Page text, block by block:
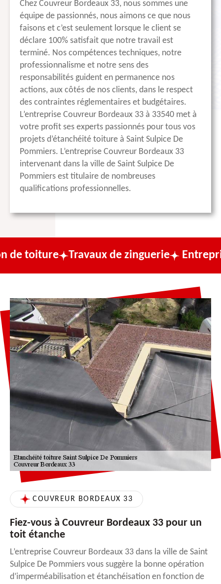
Chez Couvreur Bordeaux 33, nous sommes une
équipe de passionnés, nous aimons ce que nous
faisons et c’est seulement lorsque le client se
déclare 100% satisfait que notre travail est
terminé. Nos compétences techniques, notre
professionnalisme et notre sens des
responsabilités guident en permanence nos
actions, aux côtés de nos clients, dans le respect
des contraintes réglementaires et budgétaires.
L’entreprise Couvreur Bordeaux 33 à 33540 met à
votre profit ses experts passionnés pour tous vos
projets d’étanchéité toiture à Saint Sulpice De
Pommiers. L’entreprise Couvreur Bordeaux 33
intervenant dans la ville de Saint Sulpice De
Pommiers est titulaire de nombreuses
qualifications professionnelles.
Travaux de zinguerie Entreprise de
COUVREUR BORDEAUX 33
Fiez-vous à Couvreur Bordeaux 33 pour un
toit étanche
L’entreprise Couvreur Bordeaux 33 dans la ville de Saint
Sulpice De Pommiers vous suggère la bonne opération
d’imperméabilisation et étanchéisation en fonction de